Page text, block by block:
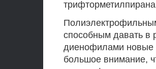
способным давать в
диенофилами новые
большое внимание,